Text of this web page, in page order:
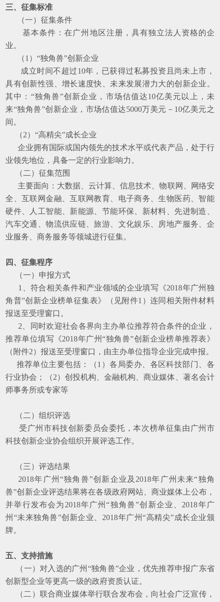
三、征集标准
（一）征集条件
基本条件：在广州地区注册，具有独立法人资格的企
业。
（1）“独角兽”创新企业
成立时间不超过10年，已获得过私募投资且尚未上市，
具有创新性强、增长速度快、未来发展潜力大的创新企业。
其中：“独角兽”创新企业，市场估值达10亿美元以上，未
来“独角兽”创新企业，市场估值达5000万美元－10亿美元之
间。
（2）“高精尖”成长企业
企业拥有国际或国内领先的技术水平或代表产品，处于行
业领先地位，具备一定的行业影响力。
（二）征集范围
主要面向：大数据、云计算、信息技术、物联网、网络安
全、互联网金融、互联网教育、电子商务、生物医药、智能
硬件、人工智能、新能源、节能环保、新材料、先进制造、
汽车交通、物流供应链、旅游、文化娱乐、房地产服务、企
业服务、商务服务等领城进行征集。
四、征集程序
（一）申报方式
1、符合相关条件和产业领域的企业填写《2018年广州独
角普”创新企业榜单征集表》（见附件1）连同相关附件材料
报送至受理窗口。
2、同时欢迎社会各界向主办单位推荐符合条件的企业，
推荐单位填写《2018年广州“独角兽”创新企业榜单推荐表》
（附件2）报送至受理窗口，由主办单位指导企业完成申报。
推荐单位主要包括：（1）各局委办、各区科技部门、各
行业协会；（2）创投机构、金融机构、商业媒体、著名会计
师事务所或专家等
（二）组织评选
受广州市科技创新委员会委托，本次榜单征集由广州市
科技创新企业协会组织开展评选工作。
（三）评选结果
2018年广州“独角兽”创新企业及2018年广州未来“独角
兽”创新企业评选结果将在各级政府网站、商业媒体上公布，
并举行发布会为2018年广州“独角兽”创新企业、2018年广
州“未来独角兽”创新企业、2018年广州“高精尖”成长企业颁
牌。
五、支持措施
（一）对入选的广州“独角兽”企业，优先推荐申报广东省
创新型企业等更高一级的政府资质认证。
（二）联合商业媒体举行联合发布会，向社会广泛宣传，